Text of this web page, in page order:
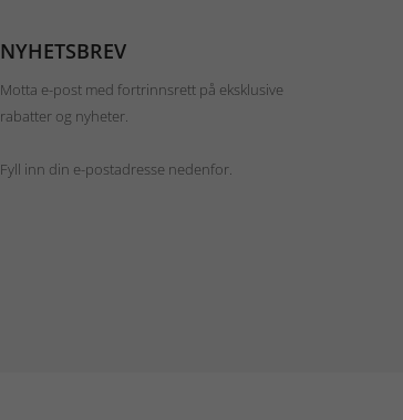
NYHETSBREV
Motta e-post med fortrinnsrett på eksklusive
rabatter og nyheter.
Fyll inn din e-postadresse nedenfor.